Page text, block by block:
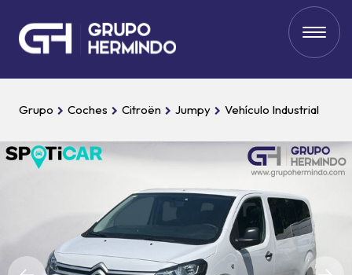
Grupo Coches Citroën Jumpy Vehículo Industrial